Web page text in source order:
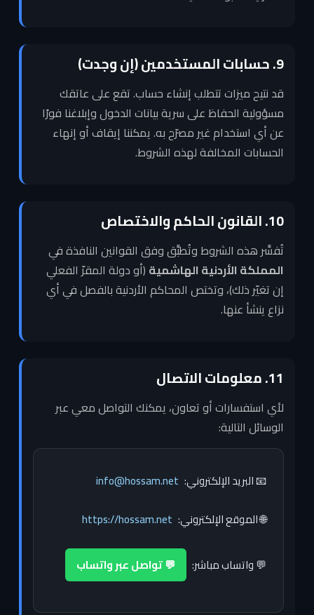
9. حسابات المستخدمين (إن وجدت)
قد نتيح ميزات تتطلب إنشاء حساب. تقع على عاتقك
مسؤولية الحفاظ على سرية بيانات الدخول وإبلاغنا فورًا
عن أي استخدام غير مصرّح به. يمكننا إيقاف أو إنهاء
الحسابات المخالفة لهذه الشروط.
10. القانون الحاكم والاختصاص
تُفسَّر هذه الشروط وتُطبَّق وفق القوانين النافذة في
المملكة الأردنية الهاشمية (أو دولة المقرّ الفعلي
إن تغيّر ذلك)، وتختص المحاكم الأردنية بالفصل في أي
نزاع ينشأ عنها.
11. معلومات الاتصال
لأي استفسارات أو تعاون، يمكنك التواصل معي عبر
الوسائل التالية:
📧 البريد الإلكتروني: info@hossam.net
🌐 الموقع الإلكتروني: https://hossam.net
💬 واتساب مباشر: 💬 تواصل عبر واتساب